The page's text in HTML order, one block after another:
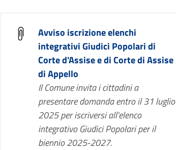
Avviso iscrizione elenchi
integrativi Giudici Popolari di
Corte d'Assise e di Corte di Assise
di Appello
Il Comune invita i cittadini a
presentare domanda entro il 31 luglio
2025 per iscriversi all'elenco
integrativo Giudici Popolari per il
biennio 2025-2027.